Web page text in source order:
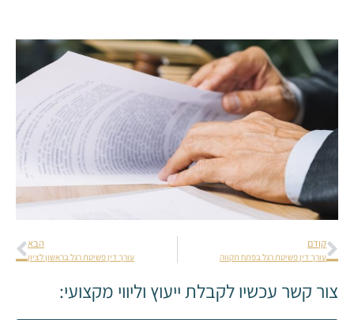
קודם
עורך דין פשיטת רגל בפתח תקווה
הבא
עורך דין פשיטת רגל בראשון לציון
צור קשר עכשיו לקבלת ייעוץ וליווי מקצועי: